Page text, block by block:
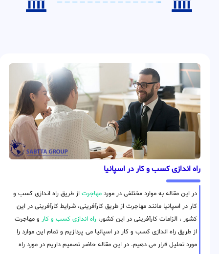
راه اندازی کسب و کار در اسپانیا
در این مقاله به موارد مختلفی در مورد مهاجرتاز طریق راه اندازی کسب و
کار در اسپانیا مانند مهاجرت از طریق کارآفرینی، شرایط کارآفرینی در این
کشور ، الزامات کارآفرینی در این کشور، راه اندازی کسب و کار و مهاجرت
از طریق راه اندازی کسب و کار در اسپانیا می پردازیم و تمام این موارد را
مورد تحلیل قرار می دهیم. در این مقاله حاضر تصمیم داریم در مورد راه